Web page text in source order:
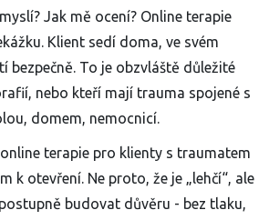
Jak mě ocení? Online terapie
Klient sedí doma, ve svém
bezpečně. To je obzvláště důležité
nebo kteří mají trauma spojené s
domem, nemocnicí.
terapie pro klienty s traumatem
k otevření. Ne proto, že je „lehčí“, ale
budovat důvěru - bez tlaku,